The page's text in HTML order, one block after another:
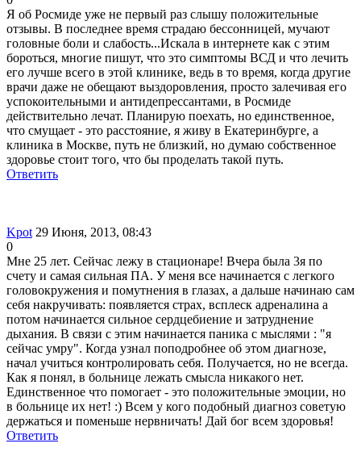
Я об Росмиде уже не первый раз слышу положительные
отзывы. В последнее время страдаю бессонницей, мучают
головные боли и слабость...Искала в интернете как с этим
бороться, многие пишут, что это симптомы ВСД и что лечить
его лучше всего в этой клинике, ведь в то время, когда другие
врачи даже не обещают выздоровления, просто залечивая его
успокоительными и антидепрессантами, в Росмиде
действительно лечат. Планирую поехать, но единственное,
что смущает - это расстояние, я живу в Екатеринбурге, а
клиника в Москве, путь не близкий, но думаю собственное
здоровье стоит того, что бы проделать такой путь.
Ответить
Kpot 29 Июня, 2013, 08:43
0
Мне 25 лет. Сейчас лежу в стационаре! Вчера была 3я по
счету и самая сильная ПА. У меня все начинается с легкого
головокружения и помутнения в глазах, а дальше начинаю сам
себя накручивать: появляется страх, всплеск адреналина а
потом начинается сильное сердцебиение и затруднение
дыхания. В связи с этим начинается паника с мыслями : "я
сейчас умру". Когда узнал поподробнее об этом диагнозе,
начал учиться контролировать себя. Получается, но не всегда.
Как я понял, в больнице лежать смысла никакого нет.
Единственное что помогает - это положительные эмоции, но
в больнице их нет! :) Всем у кого подобный диагноз советую
держаться и поменьше нервничать! Дай бог всем здоровья!
Ответить